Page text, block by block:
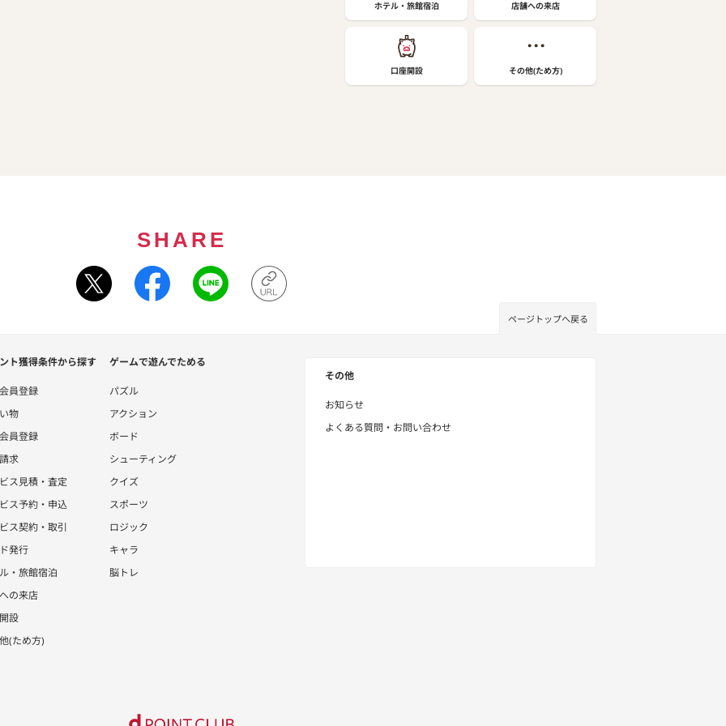
ホテル・旅館宿泊 店舗への来店
口座開設 その他(ため方)
SHARE
ページトップへ戻る
ト獲得条件から探す
員登録
物
員登録
求
ス見積・査定
ス予約・申込
ス契約・取引
発行
・旅館宿泊
の来店
設
(ため方)
ゲームで遊んでためる
パズル
アクション
ボード
シューティング
クイズ
スポーツ
ロジック
キャラ
脳トレ
その他
お知らせ
よくある質問・お問い合わせ